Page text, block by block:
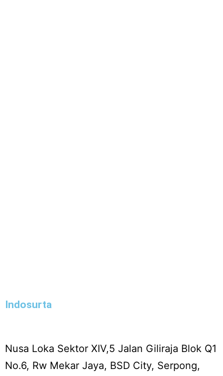
Indosurta
Nusa Loka Sektor XIV,5 Jalan Giliraja Blok Q1
No.6, Rw Mekar Jaya, BSD City, Serpong,